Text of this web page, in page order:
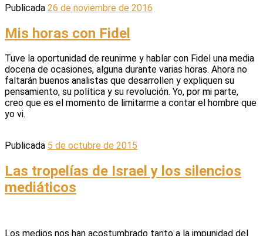
Publicada 26 de noviembre de 2016
Mis horas con Fidel
Tuve la oportunidad de reunirme y hablar con Fidel una media
docena de ocasiones, alguna durante varias horas. Ahora no
faltarán buenos analistas que desarrollen y expliquen su
pensamiento, su política y su revolución. Yo, por mi parte,
creo que es el momento de limitarme a contar el hombre que
yo vi.
Publicada 5 de octubre de 2015
Las tropelías de Israel y los silencios
mediáticos
Los medios nos han acostumbrado tanto a la impunidad del